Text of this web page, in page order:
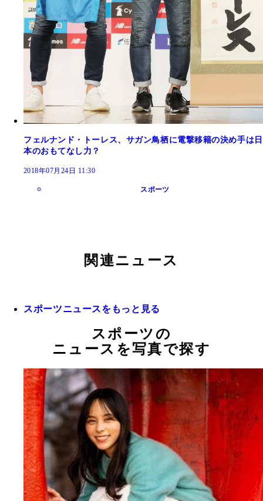
フェルナンド・トーレス、サガン鳥栖に電撃移籍の決め手は日
本のおもてなし力？
2018年07月24日 11:30
スポーツ
関連ニュース
スポーツニュースをもっと見る
スポーツの
ニュースを写真で探す